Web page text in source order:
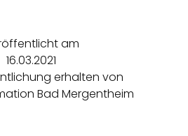
am
16.03.2021
erhalten von
Bad Mergentheim